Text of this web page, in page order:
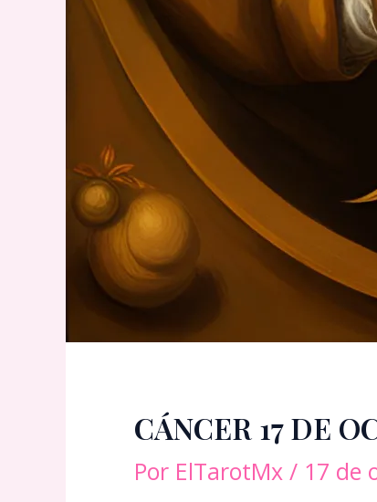
CÁNCER 17 DE
Por ElTarotMx / 17 de